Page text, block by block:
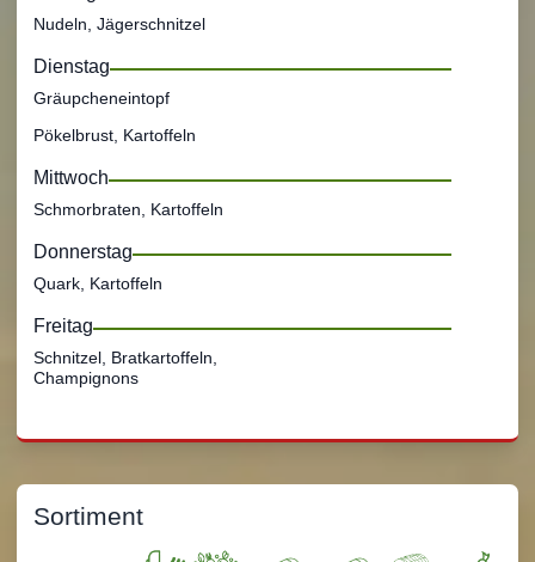
Nudeln, Jägerschnitzel
Dienstag
Gräupcheneintopf
Pökelbrust, Kartoffeln
Mittwoch
Schmorbraten, Kartoffeln
Donnerstag
Quark, Kartoffeln
Freitag
Schnitzel, Bratkartoffeln,
Champignons
Sortiment